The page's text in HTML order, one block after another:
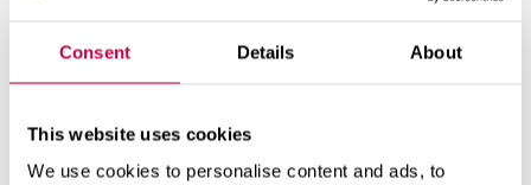
Consent Details About
This website uses cookies
We use cookies to personalise content and ads, to